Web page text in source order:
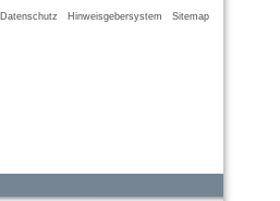
Datenschutz Hinweisgebersystem Sitemap